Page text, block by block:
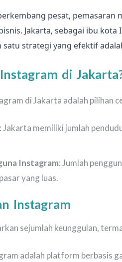
pesat, pemasaran
Jakarta, sebagai ibu
satu strategi yang efektif
di
di Jakarta adalah pilihan
: Jakarta memiliki jumlah
Instagram: Jumlah
yang luas.
Instagram
sejumlah keunggulan,
adalah platform berbasis